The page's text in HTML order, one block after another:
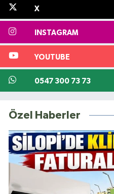
X
INSTAGRAM
YOUTUBE
0547 300 73 73
Özel Haberler